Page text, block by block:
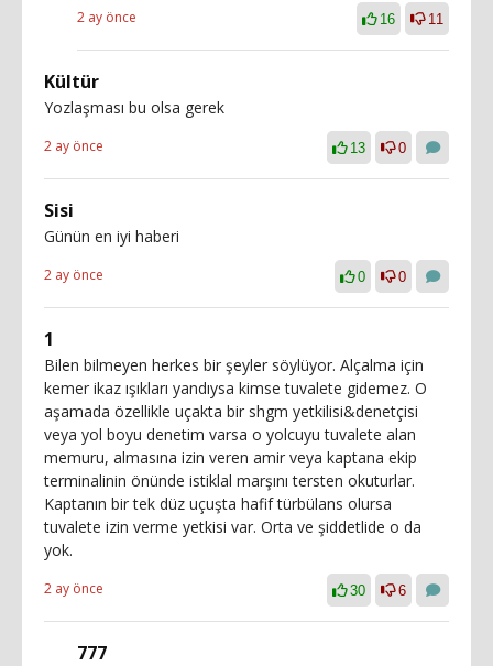
2 ay önce 16 11
Kültür
Yozlaşması bu olsa gerek
2 ay önce 13 0
Sisi
Günün en iyi haberi
2 ay önce 0 0
1
Bilen bilmeyen herkes bir şeyler söylüyor. Alçalma için
kemer ikaz ışıkları yandıysa kimse tuvalete gidemez. O
aşamada özellikle uçakta bir shgm yetkilisi&denetçisi
veya yol boyu denetim varsa o yolcuyu tuvalete alan
memuru, almasına izin veren amir veya kaptana ekip
terminalinin önünde istiklal marşını tersten okuturlar.
Kaptanın bir tek düz uçuşta hafif türbülans olursa
tuvalete izin verme yetkisi var. Orta ve şiddetlide o da
yok.
2 ay önce 30 6
777